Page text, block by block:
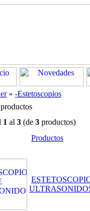
» -Estetoscopios
1 al 3 (de 3 productos)
Productos